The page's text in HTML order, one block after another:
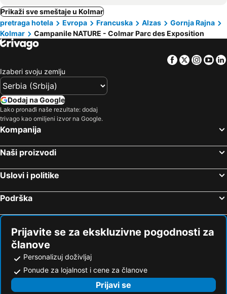
Prikaži sve smeštaje u Kolmar
pretraga hotela
Evropa Francuska Alzas
Gornja Rajna
Kolmar
Campanile NATURE - Colmar Parc des Exposition
Facebook
Twitter
Izaberi svoju zemlju
Dodaj na Google
Lako pronađi naše rezultate: dodaj
trivago kao omiljeni izvor na Google.
Kompanija
Naši proizvodi
Uslovi i politike
Podrška
Prijavite se za ekskluzivne pogodnosti za
članove
Personalizuj doživljaj
Ponude za lojalnost i cene za članove
Prijavi se